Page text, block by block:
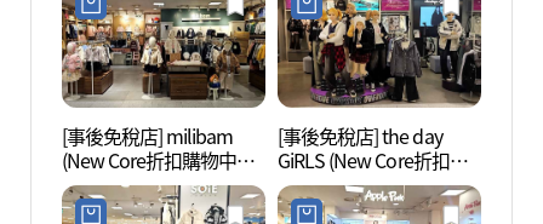
[事後免稅店] milibam
(New Core折扣購物中心
坪村店)(밀리밤 뉴코아아
울렛 평촌점)
[事後免稅店] the day
GiRLS (New Core折扣購
物中心坪村店)(더데이걸
뉴코아아울렛 평촌점)